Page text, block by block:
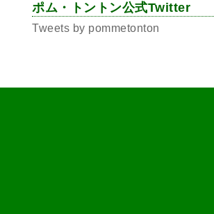
ポム・トントン公式Twitter
Tweets by pommetonton